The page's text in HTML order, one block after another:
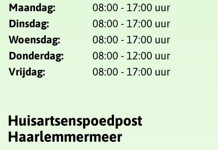
Maandag:
08:00 - 17:00 uur
Dinsdag:
08:00 - 17:00 uur
Woensdag:
08:00 - 17:00 uur
Donderdag:
08:00 - 12:00 uur
Vrijdag:
08:00 - 17:00 uur
Huisartsenspoedpost
Haarlemmermeer